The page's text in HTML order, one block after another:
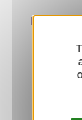
Retour